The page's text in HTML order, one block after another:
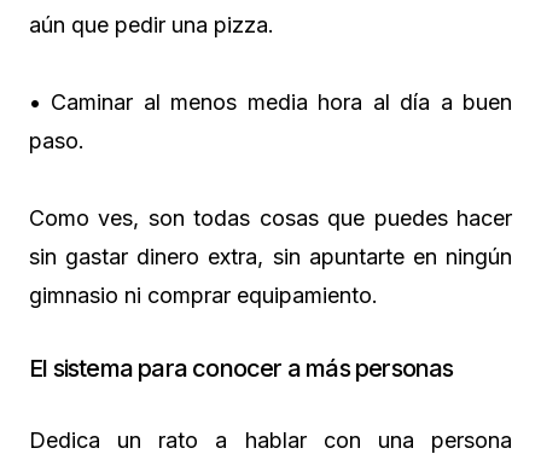
aún que pedir una pizza.
• Caminar al menos media hora al día a buen
paso.
Como ves, son todas cosas que puedes hacer
sin gastar dinero extra, sin apuntarte en ningún
gimnasio ni comprar equipamiento.
El sistema para conocer a más personas
Dedica un rato a hablar con una persona